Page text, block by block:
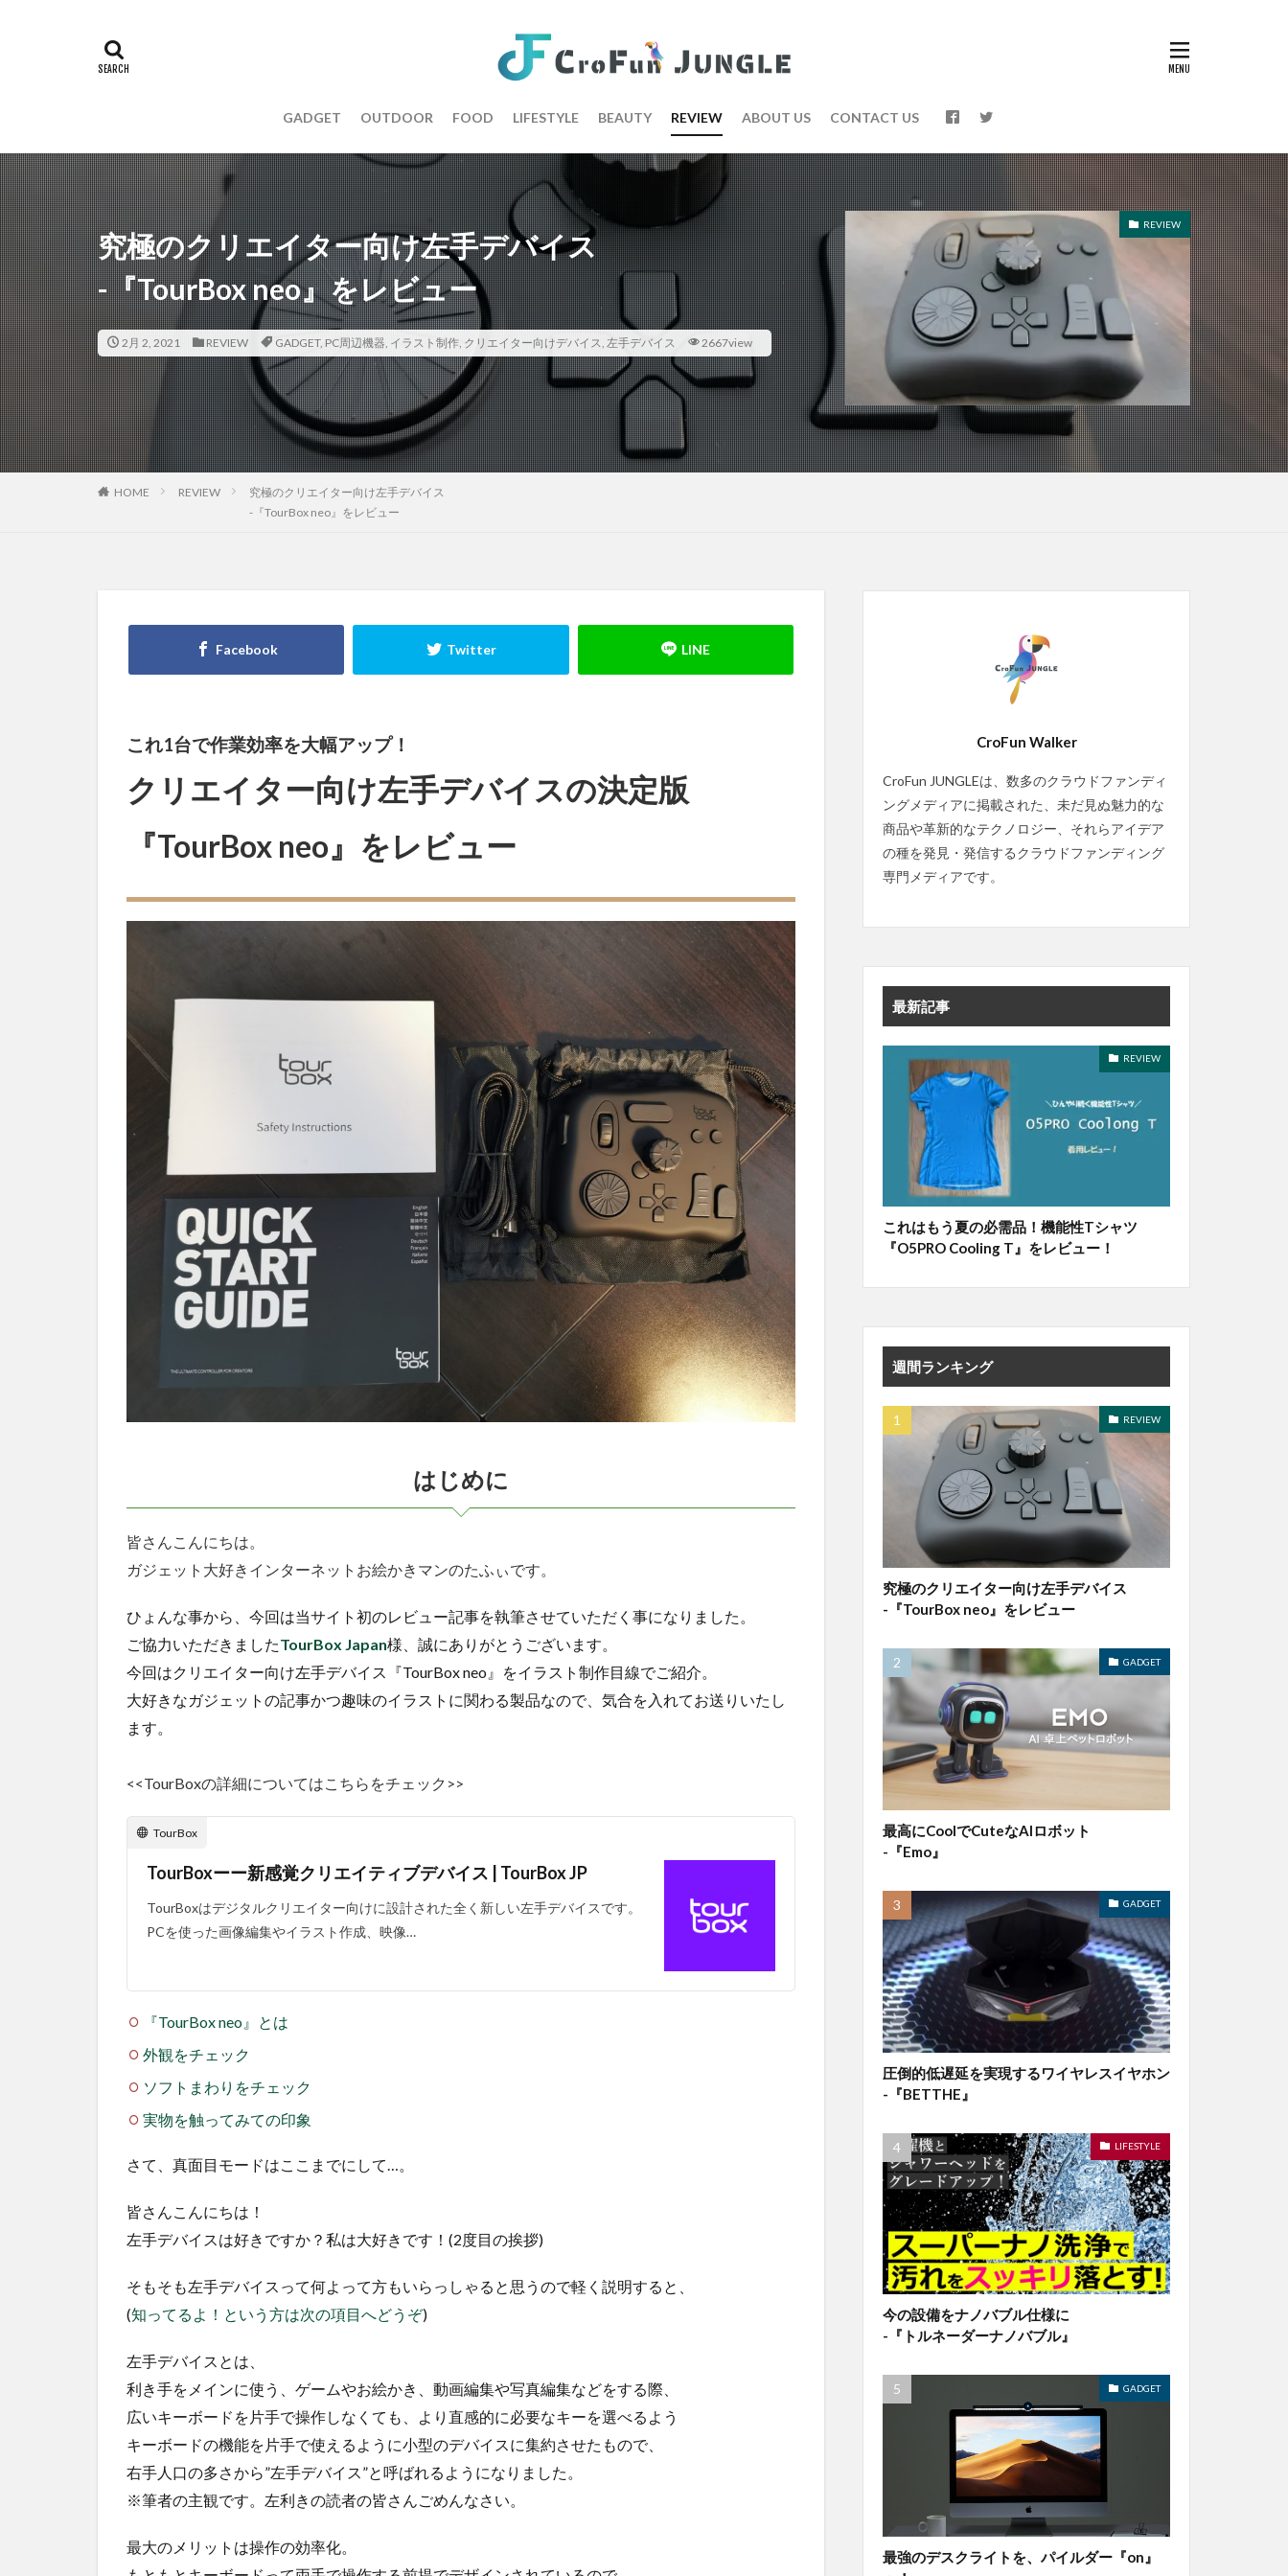
GADGET OUTDOOR FOOD LIFESTYLE BEAUTY REVIEW ABOUT US CONTACT US
究極のクリエイター向け左手デバイス
-『TourBox neo』をレビュー
2月 2, 2021 REVIEW GADGET, PC周辺機器, イラスト制作, クリエイター向けデバイス, 左手デバイス 2667view
REVIEW
HOME REVIEW
究極のクリエイター向け左手デバイス
-『TourBox neo』をレビュー
これ1台で作業効率を大幅アップ！
クリエイター向け左手デバイスの決定版
『TourBox neo』をレビュー
はじめに
皆さんこんにちは。
ガジェット大好きインターネットお絵かきマンのたふぃです。
ひょんな事から、今回は当サイト初のレビュー記事を執筆させていただく事になりました。
ご協力いただきましたTourBox Japan様、誠にありがとうございます。
今回はクリエイター向け左手デバイス『TourBox neo』をイラスト制作目線でご紹介。
大好きなガジェットの記事かつ趣味のイラストに関わる製品なので、気合を入れてお送りいたし
ます。
<<TourBoxの詳細についてはこちらをチェック>>
TourBox
TourBoxーー新感覚クリエイティブデバイス | TourBox JP
TourBoxはデジタルクリエイター向けに設計された全く新しい左手デバイスです。
PCを使った画像編集やイラスト作成、映像…
『TourBox neo』とは
外観をチェック
ソフトまわりをチェック
実物を触ってみての印象
さて、真面目モードはここまでにして…。
皆さんこんにちは！
左手デバイスは好きですか？私は大好きです！(2度目の挨拶)
そもそも左手デバイスって何よって方もいらっしゃると思うので軽く説明すると、
(知ってるよ！という方は次の項目へどうぞ)
左手デバイスとは、
利き手をメインに使う、ゲームやお絵かき、動画編集や写真編集などをする際、
広いキーボードを片手で操作しなくても、より直感的に必要なキーを選べるよう
キーボードの機能を片手で使えるように小型のデバイスに集約させたもので、
右手人口の多さから”左手デバイス”と呼ばれるようになりました。
※筆者の主観です。左利きの読者の皆さんごめんなさい。
最大のメリットは操作の効率化。
CroFun Walker
CroFun JUNGLEは、数多のクラウドファンディ
ングメディアに掲載された、未だ見ぬ魅力的な
商品や革新的なテクノロジー、それらアイデア
の種を発見・発信するクラウドファンディング
専門メディアです。
最新記事
REVIEW
これはもう夏の必需品！機能性Tシャツ
『O5PRO Cooling T』をレビュー！
週間ランキング
REVIEW
究極のクリエイター向け左手デバイス
-『TourBox neo』をレビュー
GADGET
最高にCoolでCuteなAIロボット
-『Emo』
GADGET
圧倒的低遅延を実現するワイヤレスイヤホン
-『BETTHE』
LIFESTYLE
今の設備をナノバブル仕様に
-『トルネーダーナノバブル』
GADGET
最強のデスクライトを、パイルダー『on』